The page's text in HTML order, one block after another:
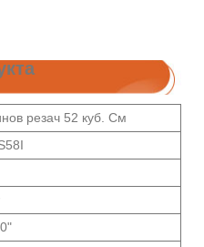
резач 52 куб. См